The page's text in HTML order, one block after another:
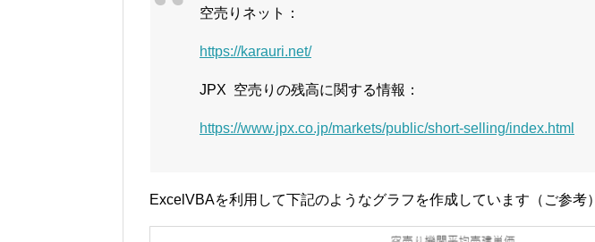
空売りネット：
https://karauri.net/
JPX 空売りの残高に関する情報：
https://www.jpx.co.jp/markets/public/short-selling/index.html
ExcelVBAを利用して下記のようなグラフを作成しています（ご参考）